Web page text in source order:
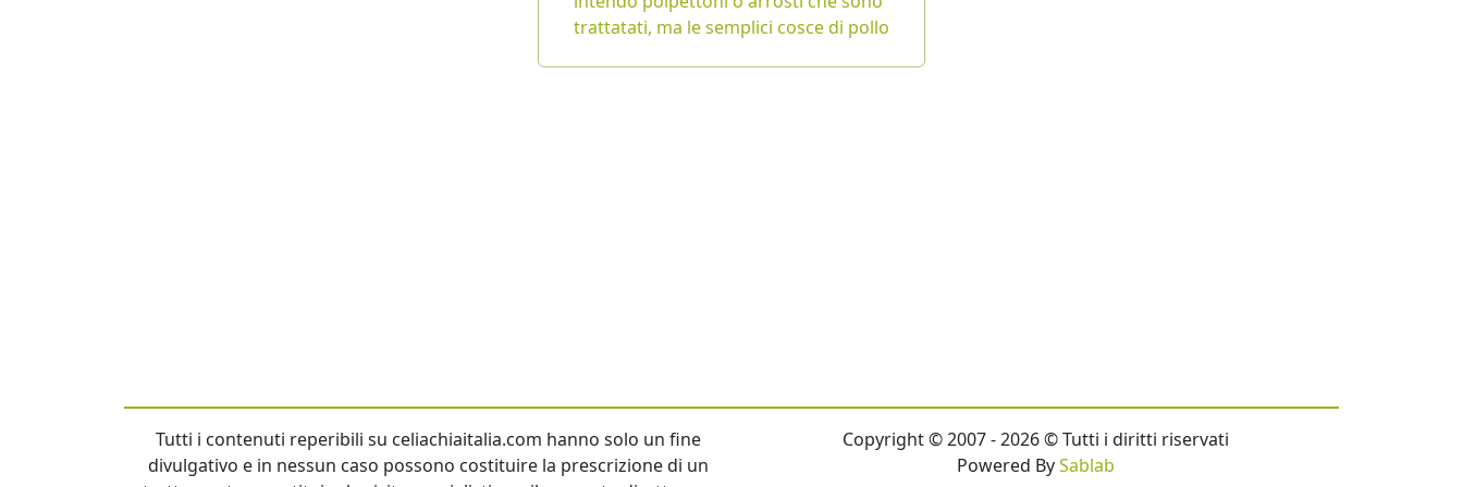
trattatati, ma le semplici cosce di pollo
Tutti i contenuti reperibili su celiachiaitalia.com hanno solo un fine
divulgativo e in nessun caso possono costituire la prescrizione di un
Copyright © 2007 - 2026 © Tutti i diritti riservati
Powered BySablab